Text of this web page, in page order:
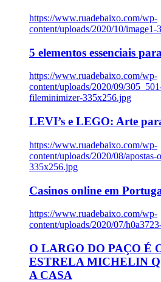
https://www.ruadebaixo.com/wp-
content/uploads/2020/10/image1-
5 elementos essenciais
https://www.ruadebaixo.com/wp-
content/uploads/2020/09/
fileminimizer-335x256.jpg
LEVI’s e LEGO: Arte
https://www.ruadebaixo.com/wp-
content/uploads/2020/08/apostas-
335x256.jpg
Casinos online em
https://www.ruadebaixo.com/wp-
content/uploads/2020/07/
O LARGO DO PAÇO É
ESTRELA MICHELIN
A CASA